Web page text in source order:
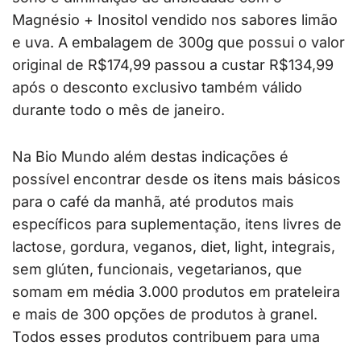
Magnésio + Inositol vendido nos sabores limão
e uva. A embalagem de 300g que possui o valor
original de R$174,99 passou a custar R$134,99
após o desconto exclusivo também válido
durante todo o mês de janeiro.
Na Bio Mundo além destas indicações é
possível encontrar desde os itens mais básicos
para o café da manhã, até produtos mais
específicos para suplementação, itens livres de
lactose, gordura, veganos, diet, light, integrais,
sem glúten, funcionais, vegetarianos, que
somam em média 3.000 produtos em prateleira
e mais de 300 opções de produtos à granel.
Todos esses produtos contribuem para uma